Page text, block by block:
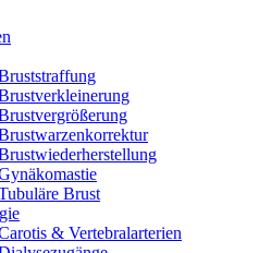
Brust
& Vertebralarterien